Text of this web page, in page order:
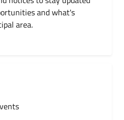
and what's
area.